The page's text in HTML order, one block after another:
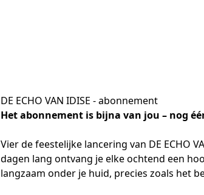
DE ECHO VAN IDISE - abonnement
Het abonnement is bijna van jou – nog
Vier de feestelijke lancering van DE ECHO
dagen lang ontvang je elke ochtend een
langzaam onder je huid, precies zoals het